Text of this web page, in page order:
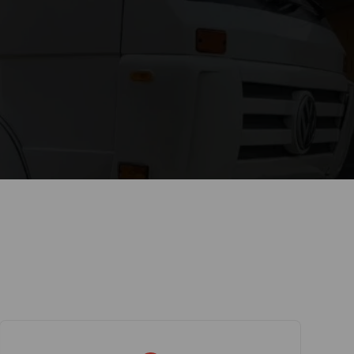
e eliminando atrasos e stress. Com um
nos trilhos.
status das caçambas em tempo real,
no manejo de resíduos. Com treinamento